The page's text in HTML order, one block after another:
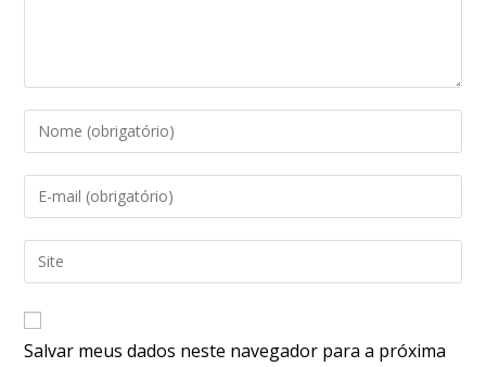
Salvar meus dados neste navegador para a próxima